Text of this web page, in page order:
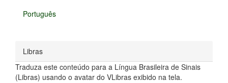
Português
Libras
Traduza este conteúdo para a Língua Brasileira de Sinais
(Libras) usando o avatar do VLibras exibido na tela.